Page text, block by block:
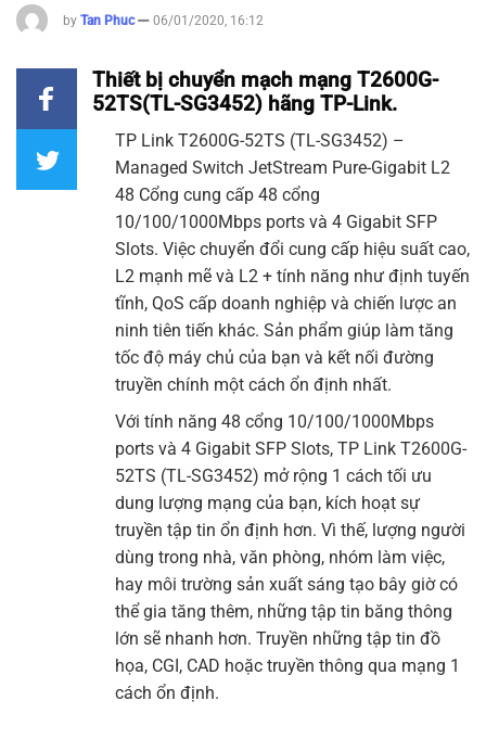
by Tan Phuc 06/01/2020, 16:12
Thiết bị chuyển mạch mạng T2600G-
52TS(TL-SG3452) hãng TP-Link.
TP LinkT2600G-52TS (TL-SG3452) –
Managed Switch JetStream Pure-Gigabit L2
48 Cổng cung cấp 48 cổng
10/100/1000Mbps ports và 4 Gigabit SFP
Slots. Việc chuyển đổi cung cấp hiệu suất cao,
L2 mạnh mẽ và L2 + tính năng như định tuyến
tĩnh, QoS cấp doanh nghiệp và chiến lược an
ninh tiên tiến khác. Sản phẩm giúp làm tăng
tốc độ máy chủ của bạn và kết nối đường
truyền chính một cách ổn định nhất.
Với tính năng 48 cổng 10/100/1000Mbps
ports và 4 Gigabit SFP Slots, TP Link T2600G-
52TS (TL-SG3452) mở rộng 1 cách tối ưu
dung lượng mạng của bạn, kích hoạt sự
truyền tập tin ổn định hơn. Vì thế, lượng người
dùng trong nhà, văn phòng, nhóm làm việc,
hay môi trường sản xuất sáng tạo bây giờ có
thể gia tăng thêm, những tập tin băng thông
lớn sẽ nhanh hơn. Truyền những tập tin đồ
họa, CGI, CAD hoặc truyền thông qua mạng 1
cách ổn định.